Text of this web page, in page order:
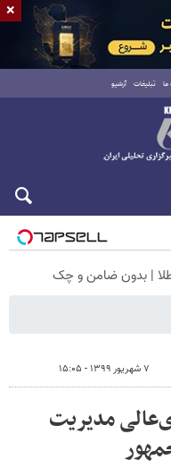
ما تبلیغات آرشیو
۷ شهریور ۱۳۹۹ - ۱۵:۰۵
مدیریت
×